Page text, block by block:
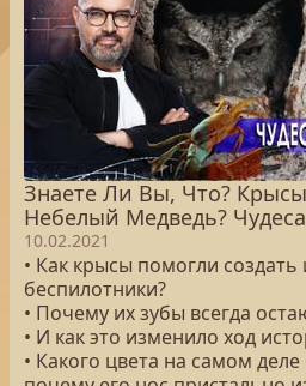
Знаете Ли Вы, Что?
Небелый Медведь?
10.02.2021
• Как крысы помогли
беспилотники?
• Почему их зубы всегда
• И как это изменило ход
• Какого цвета на самом